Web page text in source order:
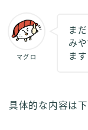
マグロ
ま
み
ます
具体的な内容は下